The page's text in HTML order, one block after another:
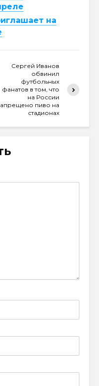
на
Сергей Иванов
обвинил
футбольных
фанатов в том, что
на России
пиво на
стадионах